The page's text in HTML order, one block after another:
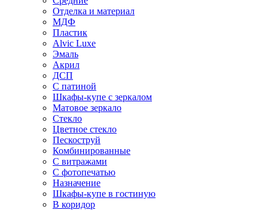
Отделка и материал
МДФ
Пластик
Alvic Luxe
Эмаль
Акрил
ДСП
С патиной
Шкафы-купе с зеркалом
Матовое зеркало
Стекло
Цветное стекло
Пескоструй
Комбинированные
С витражами
С фотопечатью
Назначение
Шкафы-купе в гостиную
В коридор